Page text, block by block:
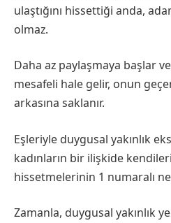
ulaştığını hissettiği anda,
olmaz.
Daha az paylaşmaya başlar
mesafeli hale gelir, onun
arkasına saklanır.
Eşleriyle duygusal yakınlık
kadınların bir ilişkide
hissetmelerinin 1 numaralı
Zamanla, duygusal yakınlık